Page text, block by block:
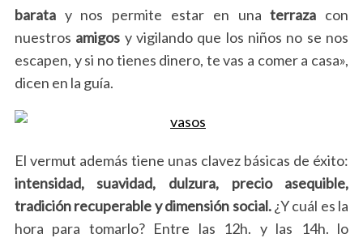
baratay nos permite estar en unaterraza con
nuestros amigos y vigilando que los niños no se nos
escapen, y si no tienes dinero, te vas a comer a casa»,
dicen en la guía.
El vermut además tiene unas clavez básicas de éxito:
intensidad, suavidad, dulzura, precio asequible,
tradición recuperable y dimensión social.¿Y cuál es la
hora para tomarlo? Entre las 12h. y las 14h. lo